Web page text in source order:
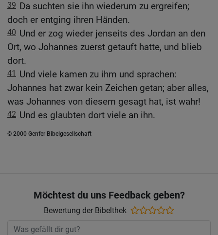
39 Da suchten sie ihn wiederum zu ergreifen;
doch er entging ihren Händen.
40 Und er zog wieder jenseits des Jordan an den
Ort, wo Johannes zuerst getauft hatte, und blieb
dort.
41
Und viele kamen zu ihm und sprachen:
Johannes hat zwar kein Zeichen getan; aber alles,
was Johannes von diesem gesagt hat, ist wahr!
42 Und es glaubten dort viele an ihn.
© 2000 Genfer Bibelgesellschaft
Möchtest du uns Feedback geben?
Bewertung der Bibelthek